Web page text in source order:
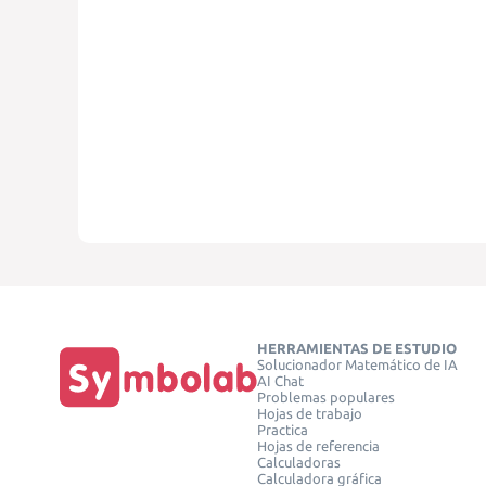
HERRAMIENTAS DE ESTUDIO
Solucionador Matemático de IA
AI Chat
Problemas populares
Hojas de trabajo
Practica
Hojas de referencia
Calculadoras
Calculadora gráfica